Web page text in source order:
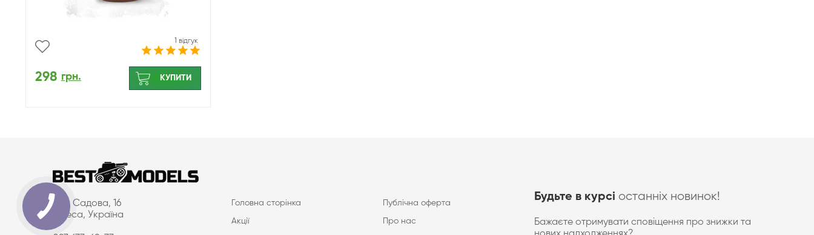
1 відгук
298 грн. КУПИТИ
вул. Садова, 16
Одеса, Україна
Головна сторінка Публічна оферта
Акції Про нас
Будьте в курсі останніх новинок!
Бажаєте отримувати сповіщення про знижки та